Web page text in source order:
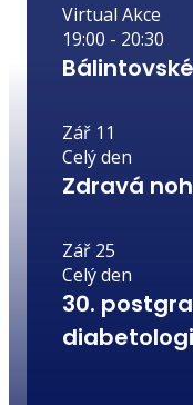
Virtual Akce
19:00 - 20:30
Zář 11
Celý den
Zdravá
Zář 25
Celý den
30.